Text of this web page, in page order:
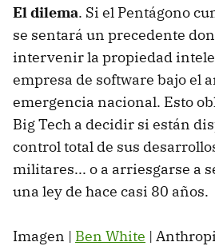
El dilema. Si el Pentágono
se sentará un precedente
intervenir la propiedad
empresa de software bajo el
emergencia nacional. Esto
Big Tech a decidir si están
control total de sus
militares... o a arriesgarse a
una ley de hace casi 80 años.
Imagen | Ben White |